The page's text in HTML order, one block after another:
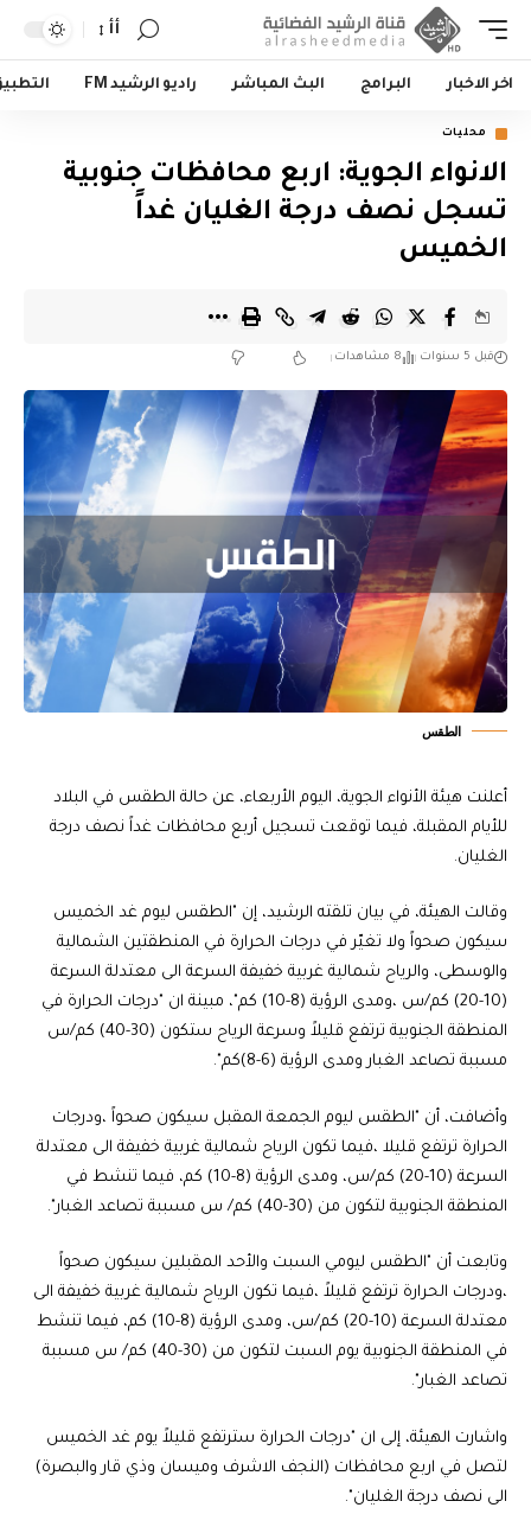
أأ
اخر الاخبار البرامج البث المباشر راديو الرشيد FM
محليات
الانواء الجوية: اربع محافظات جنوبية
تسجل نصف درجة الغليان غداً
الخميس
قبل 5 سنوات 8 مشاهدات
الطقس
أعلنت هيئة الأنواء الجوية، اليوم الأربعاء، عن حالة الطقس في البلاد
للأيام المقبلة، فيما توقعت تسجيل أربع محافظات غداً نصف درجة
الغليان.
وقالت الهيئة، في بيان تلقته الرشيد، إن "الطقس ليوم غد الخميس
سيكون صحواً ولا تغيّر في درجات الحرارة في المنطقتين الشمالية
والوسطى، والرياح شمالية غربية خفيفة السرعة الى معتدلة السرعة
(10-20) كم/س ،ومدى الرؤية (8-10) كم"، مبينة ان "درجات الحرارة في
المنطقة الجنوبية ترتفع قليلاً وسرعة الرياح ستكون (30-40) كم/س
مسببة تصاعد الغبار ومدى الرؤية (6-8)كم".
وأضافت، أن "الطقس ليوم الجمعة المقبل سيكون صحواً ،ودرجات
الحرارة ترتفع قليلا ،فيما تكون الرياح شمالية غربية خفيفة الى معتدلة
السرعة (10-20) كم/س، ومدى الرؤية (8-10) كم، فيما تنشط في
المنطقة الجنوبية لتكون من (30-40) كم/ س مسببة تصاعد الغبار".
وتابعت أن "الطقس ليومي السبت والأحد المقبلين سيكون صحواً
،ودرجات الحرارة ترتفع قليلاً ،فيما تكون الرياح شمالية غربية خفيفة الى
معتدلة السرعة (10-20) كم/س، ومدى الرؤية (8-10) كم، فيما تنشط
في المنطقة الجنوبية يوم السبت لتكون من (30-40) كم/ س مسببة
تصاعد الغبار".
واشارت الهيئة، إلى ان "درجات الحرارة سترتفع قليلاً يوم غد الخميس
لتصل في اربع محافظات (النجف الاشرف وميسان وذي قار والبصرة)
الى نصف درجة الغليان".